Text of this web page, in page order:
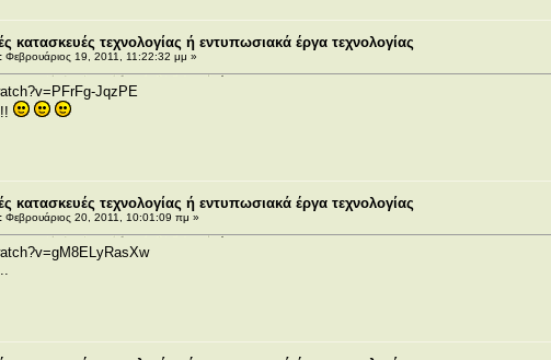
κατασκευές τεχνολογίας ή εντυπωσιακά έργα τεχνολογίας
Φεβρουάριος 19, 2011, 11:22:32 μμ »
JqzPE
κατασκευές τεχνολογίας ή εντυπωσιακά έργα τεχνολογίας
Φεβρουάριος 20, 2011, 10:01:09 πμ »